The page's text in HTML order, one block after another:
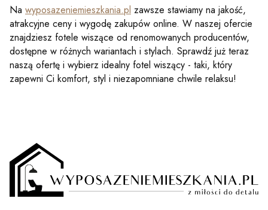
Na wyposazeniemieszkania.pl zawsze stawiamy na jakość,
atrakcyjne ceny i wygodę zakupów online. W naszej ofercie
znajdziesz fotele wiszące od renomowanych producentów,
dostępne w różnych wariantach i stylach. Sprawdź już teraz
naszą ofertę i wybierz idealny fotel wiszący - taki, który
zapewni Ci komfort, styl i niezapomniane chwile relaksu!